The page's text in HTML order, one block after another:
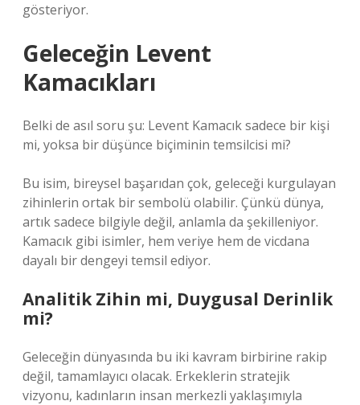
gösteriyor.
Geleceğin Levent
Kamacıkları
Belki de asıl soru şu: Levent Kamacık sadece bir kişi
mi, yoksa bir düşünce biçiminin temsilcisi mi?
Bu isim, bireysel başarıdan çok, geleceği kurgulayan
zihinlerin ortak bir sembolü olabilir. Çünkü dünya,
artık sadece bilgiyle değil, anlamla da şekilleniyor.
Kamacık gibi isimler, hem veriye hem de vicdana
dayalı bir dengeyi temsil ediyor.
Analitik Zihin mi, Duygusal Derinlik
mi?
Geleceğin dünyasında bu iki kavram birbirine rakip
değil, tamamlayıcı olacak. Erkeklerin stratejik
vizyonu, kadınların insan merkezli yaklaşımıyla